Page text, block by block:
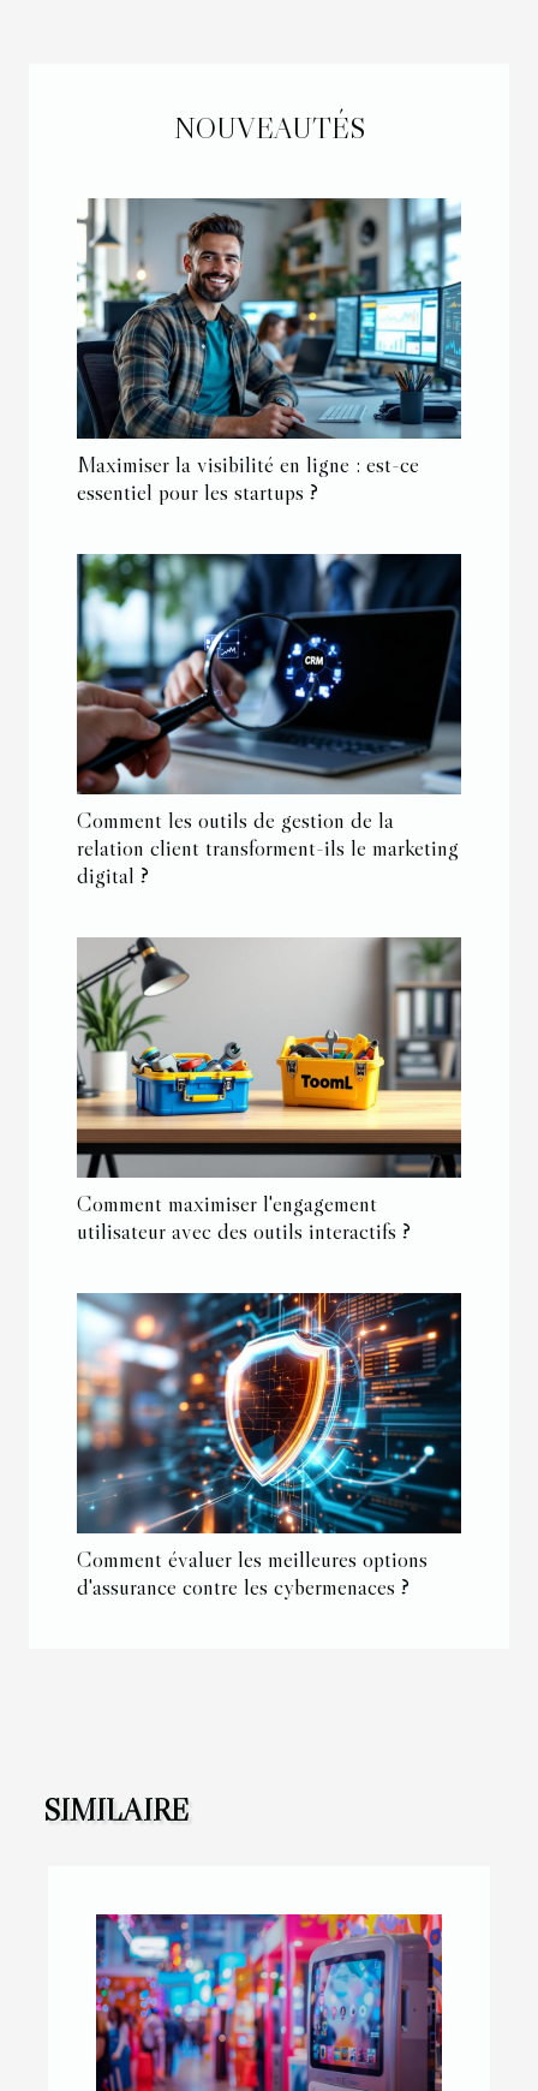
NOUVEAUTÉS
Maximiser la visibilité en ligne : est-ce
essentiel pour les startups ?
Comment les outils de gestion de la
relation client transforment-ils le marketing
digital ?
Comment maximiser l'engagement
utilisateur avec des outils interactifs ?
Comment évaluer les meilleures options
d'assurance contre les cybermenaces ?
SIMILAIRE